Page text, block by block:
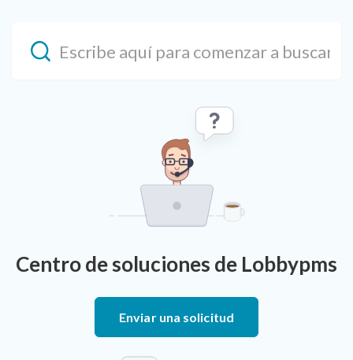
Centro de soluciones de Lobbypms
Enviar una solicitud